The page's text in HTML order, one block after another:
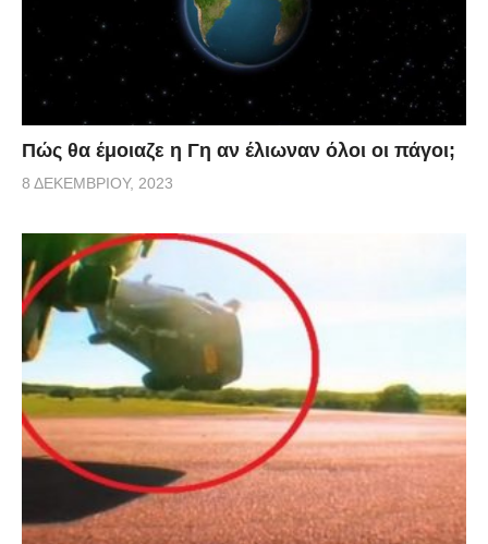
Πώς θα έμοιαζε η Γη αν έλιωναν όλοι οι πάγοι;
8 ΔΕΚΕΜΒΡΊΟΥ, 2023